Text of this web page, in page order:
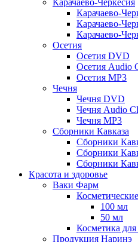
Карачаево-Черкесия
Карачаево-
Карачаево-
Карачаево-
Осетия
Осетия DVD
Осетия Audio
Осетия MP3
Чечня
Чечня DVD
Чечня Audio
Чечня MP3
Сборники Кавказа
Сборники
Сборники
Сборники
Красота и здоровье
Ваки Фарм
100 мл
50 мл
Косметика для
Продукция Наринэ